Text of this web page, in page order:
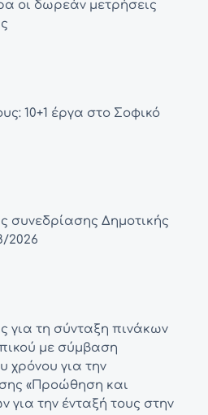
οι δωρεάν μετρήσεις
10+1 έργα στο Σοφικό
συνεδρίασης Δημοτικής
2026
για τη σύνταξη πινάκων
με σύμβαση
χρόνου για την
«Προώθηση και
για την ένταξή τους στην